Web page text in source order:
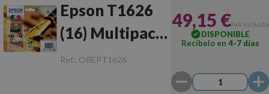
Epson T1626
(16) Multipack
Original
Ref.: OREPT1626
49,15 €IVA incluido
DISPONIBLE
Recíbelo en 4-7 días